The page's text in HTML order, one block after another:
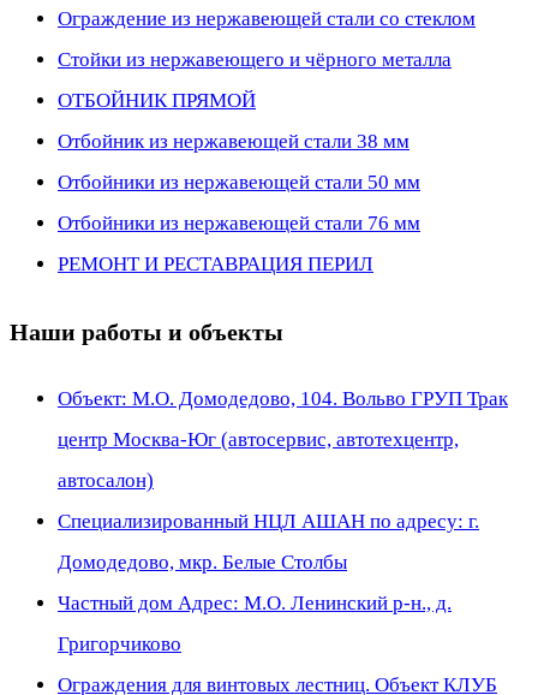
Ограждение из нержавеющей стали со стеклом
Стойки из нержавеющего и чёрного металла
ОТБОЙНИК ПРЯМОЙ
Отбойник из нержавеющей стали 38 мм
Отбойники из нержавеющей стали 50 мм
Отбойники из нержавеющей стали 76 мм
РЕМОНТ И РЕСТАВРАЦИЯ ПЕРИЛ
Наши работы и объекты
Объект: М.О. Домодедово, 104. Вольво ГРУП Трак
центр Москва-Юг (автосервис, автотехцентр,
автосалон)
Специализированный НЦЛ АШАН по адресу: г.
Домодедово, мкр. Белые Столбы
Частный дом Адрес: М.О. Ленинский р-н., д.
Григорчиково
Ограждения для винтовых лестниц. Объект КЛУБ